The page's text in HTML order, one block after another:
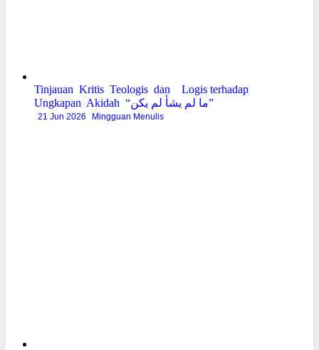
Tinjauan Kritis Teologis dan Logis terhadap
Ungkapan Akidah “ما لم يشأ لم يكن”
21 Jun 2026 Mingguan Menulis